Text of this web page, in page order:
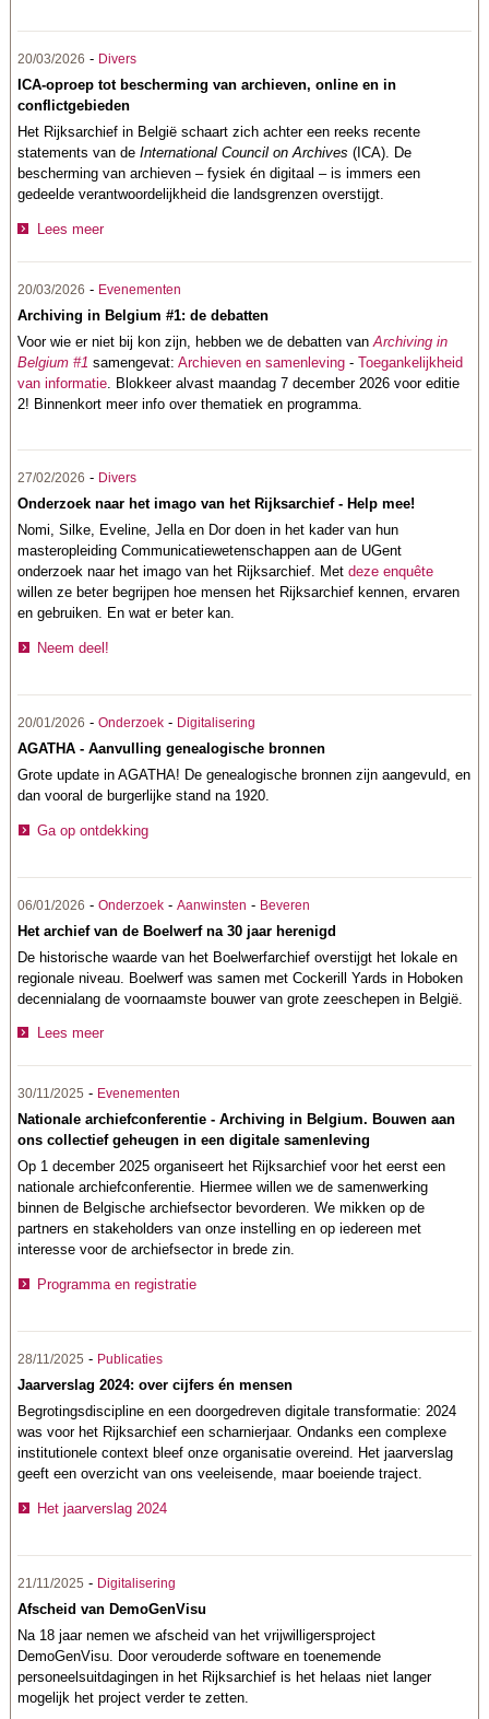
20/03/2026 - Divers
ICA-oproep tot bescherming van archieven, online en in
conflictgebieden
Het Rijksarchief in België schaart zich achter een reeks recente
statements van deInternational Council on Archives (ICA). De
bescherming van archieven – fysiek én digitaal – is immers een
gedeelde verantwoordelijkheid die landsgrenzen overstijgt.
Lees meer
20/03/2026 - Evenementen
Archiving in Belgium #1: de debatten
Voor wie er niet bij kon zijn, hebben we de debatten vanArchiving in
Belgium #1 samengevat:Archieven en samenleving -Toegankelijkheid
van informatie . Blokkeer alvast maandag 7 december 2026 voor editie
2! Binnenkort meer info over thematiek en programma.
27/02/2026 - Divers
Onderzoek naar het imago van het Rijksarchief - Help mee!
Nomi, Silke, Eveline, Jella en Dor doen in het kader van hun
masteropleiding Communicatiewetenschappen aan de UGent
onderzoek naar het imago van het Rijksarchief. Metdeze enquête
willen ze beter begrijpen hoe mensen het Rijksarchief kennen, ervaren
en gebruiken. En wat er beter kan.
Neem deel!
20/01/2026 -Onderzoek - Digitalisering
AGATHA - Aanvulling genealogische bronnen
Grote update in AGATHA! De genealogische bronnen zijn aangevuld, en
dan vooral de burgerlijke stand na 1920.
Ga op ontdekking
06/01/2026 -Onderzoek -Aanwinsten - Beveren
Het archief van de Boelwerf na 30 jaar herenigd
De historische waarde van het Boelwerfarchief overstijgt het lokale en
regionale niveau. Boelwerf was samen met Cockerill Yards in Hoboken
decennialang de voornaamste bouwer van grote zeeschepen in België.
Lees meer
30/11/2025 - Evenementen
Nationale archiefconferentie - Archiving in Belgium. Bouwen aan
ons collectief geheugen in een digitale samenleving
Op 1 december 2025 organiseert het Rijksarchief voor het eerst een
nationale archiefconferentie. Hiermee willen we de samenwerking
binnen de Belgische archiefsector bevorderen. We mikken op de
partners en stakeholders van onze instelling en op iedereen met
interesse voor de archiefsector in brede zin.
Programma en registratie
28/11/2025 - Publicaties
Jaarverslag 2024: over cijfers én mensen
Begrotingsdiscipline en een doorgedreven digitale transformatie: 2024
was voor het Rijksarchief een scharnierjaar. Ondanks een complexe
institutionele context bleef onze organisatie overeind. Het jaarverslag
geeft een overzicht van ons veeleisende, maar boeiende traject.
Het jaarverslag 2024
21/11/2025 - Digitalisering
Afscheid van DemoGenVisu
Na 18 jaar nemen we afscheid van het vrijwilligersproject
DemoGenVisu. Door verouderde software en toenemende
personeelsuitdagingen in het Rijksarchief is het helaas niet langer
mogelijk het project verder te zetten.